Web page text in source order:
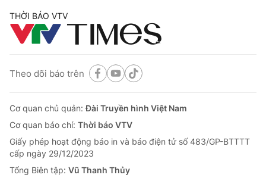
THỜI BÁO VTV
Theo dõi báo trên
Cơ quan chủ quản:Đài Truyền hình Việt Nam
Cơ quan báo chí: Thời báo VTV
Giấy phép hoạt động báo in và báo điện tử số 483/GP-BTTTT
cấp ngày 29/12/2023
Tổng Biên tập: Vũ Thanh Thủy